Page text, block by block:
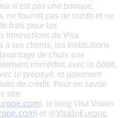
n’est pas une banque,
ne fournit pas de crédit et ne
frais pour les
innovations de Visa
à ses clients, les institutions
de choix aux
immédiat avec le débit,
le prépayé, et paiement
de crédit. Pour en savoir
site
), le blog Visa Vision
et @VisaInEurope